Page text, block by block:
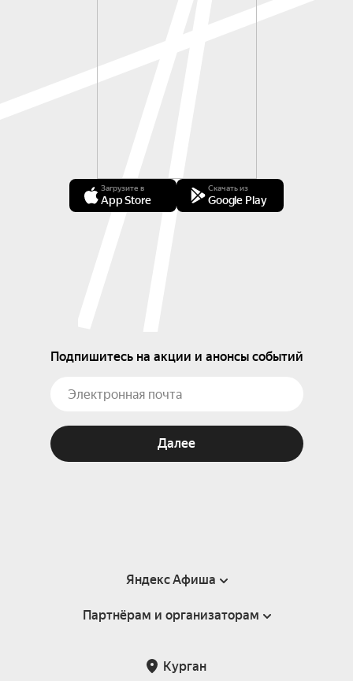
Загрузите в
App Store
Скачать из
Google Play
Подпишитесь на акции и анонсы событий
Далее
Яндекс Афиша
Справка
Подарочные сертификаты
Партнёрам и организаторам
Курган